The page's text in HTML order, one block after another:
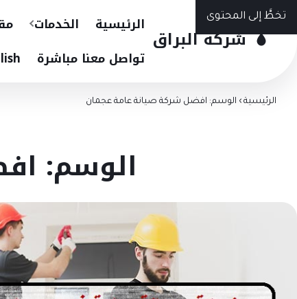
تخطَّ إلى المحتوى
شركة البراق
الرئيسية الخدمات
تواصل معنا مباشرة
الرئيسية › الوسم: افضل شركة صيانة عامة عجمان
الوسم: